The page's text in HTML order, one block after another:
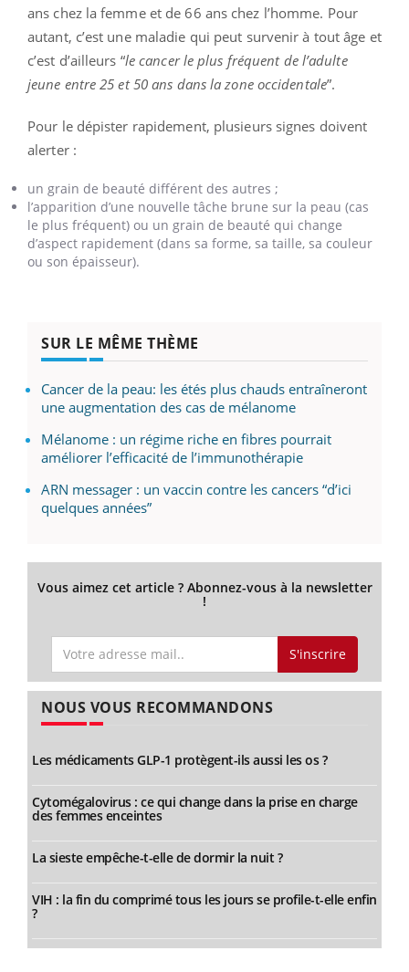
ans chez la femme et de 66 ans chez l’homme. Pour
autant, c’est une maladie qui peut survenir à tout âge et
c’est d’ailleurs “le cancer le plus fréquent de l’adulte
jeune entre 25 et 50 ans dans la zone occidentale”.
Pour le dépister rapidement, plusieurs signes doivent
alerter :
un grain de beauté différent des autres ;
l’apparition d’une nouvelle tâche brune sur la peau (cas
le plus fréquent) ou un grain de beauté qui change
d’aspect rapidement (dans sa forme, sa taille, sa couleur
ou son épaisseur).
SUR LE MÊME THÈME
Cancer de la peau: les étés plus chauds entraîneront
une augmentation des cas de mélanome
Mélanome : un régime riche en fibres pourrait
améliorer l’efficacité de l’immunothérapie
ARN messager : un vaccin contre les cancers “d’ici
quelques années”
Vous aimez cet article ? Abonnez-vous à la newsletter
!
S'inscrire
NOUS VOUS RECOMMANDONS
Les médicaments GLP-1 protègent-ils aussi les os ?
Cytomégalovirus : ce qui change dans la prise en charge
des femmes enceintes
La sieste empêche-t-elle de dormir la nuit ?
VIH : la fin du comprimé tous les jours se profile-t-elle enfin
?